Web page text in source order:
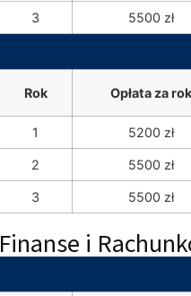
3 5500 zł
Rok Opłata za rok
1 5200 zł
2 5500 zł
3 5500 zł
Finanse i